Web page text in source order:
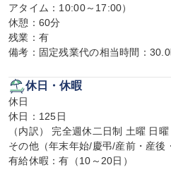
アタイム：10:00～17:00）
休憩：60分
残業：有
備考：固定残業代の相当時間：30.0
休日・休暇
休日
休日：125日
（内訳） 完全週休二日制 土曜 日曜
その他（年末年始/慶弔/産前・産後
有給休暇：有（10～20日）